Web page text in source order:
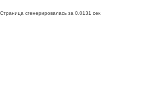
Страница сгенерировалась за 0.0131 сек.